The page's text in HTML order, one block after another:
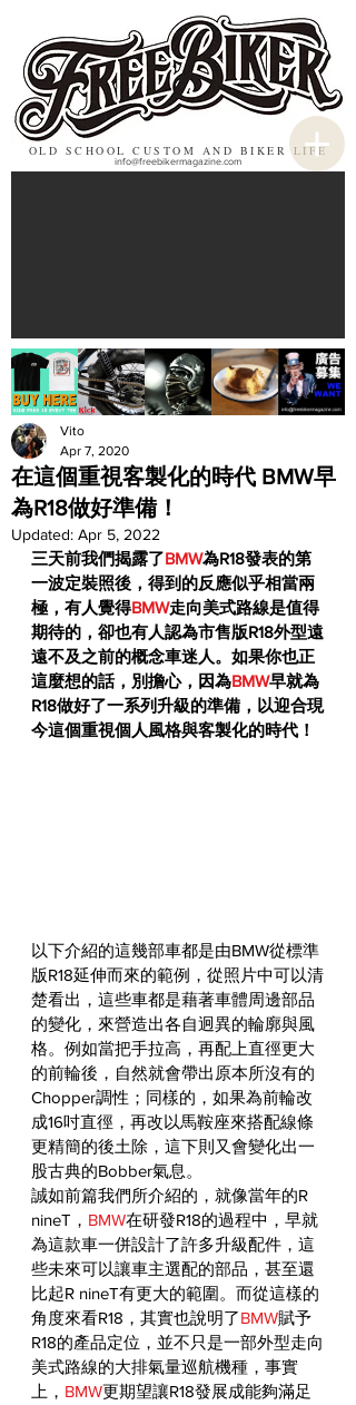
OLD SCHOOL CUSTOM AND BIKER LIFE
info@freebikermagazine.com
在這個重視客製化的時代 BMW早
為R18做好準備！
Vito
Apr 7, 2020
Updated: Apr 5, 2022
三天前我們揭露了BMW為R18發表的第
一波定裝照後，得到的反應似乎相當兩
極，有人覺得BMW走向美式路線是值得
期待的，卻也有人認為市售版R18外型遠
遠不及之前的概念車迷人。如果你也正
這麼想的話，別擔心，因為BMW早就為
R18做好了一系列升級的準備，以迎合現
今這個重視個人風格與客製化的時代！
以下介紹的這幾部車都是由BMW從標準
版R18延伸而來的範例，從照片中可以清
楚看出，這些車都是藉著車體周邊部品
的變化，來營造出各自迥異的輪廓與風
格。例如當把手拉高，再配上直徑更大
的前輪後，自然就會帶出原本所沒有的
Chopper調性；同樣的，如果為前輪改
成16吋直徑，再改以馬鞍座來搭配線條
更精簡的後土除，這下則又會變化出一
股古典的Bobber氣息。
誠如前篇我們所介紹的，就像當年的R
nineT， BMW在研發R18的過程中，早就
為這款車一併設計了許多升級配件，這
些未來可以讓車主選配的部品，甚至還
比起R nineT有更大的範圍。而從這樣的
角度來看R18，其實也說明了BMW賦予
R18的產品定位，並不只是一部外型走向
美式路線的大排氣量巡航機種，事實
上， BMW更期望讓R18發展成能夠滿足